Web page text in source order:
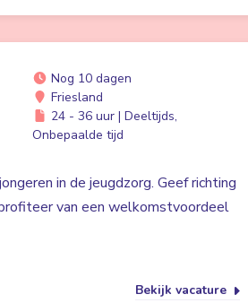
Nog 10 dagen
Friesland
24 - 36 uur | Deeltijds,
Onbepaalde tijd
in de jeugdzorg. Geef richting
van een welkomstvoordeel
Bekijk vacature